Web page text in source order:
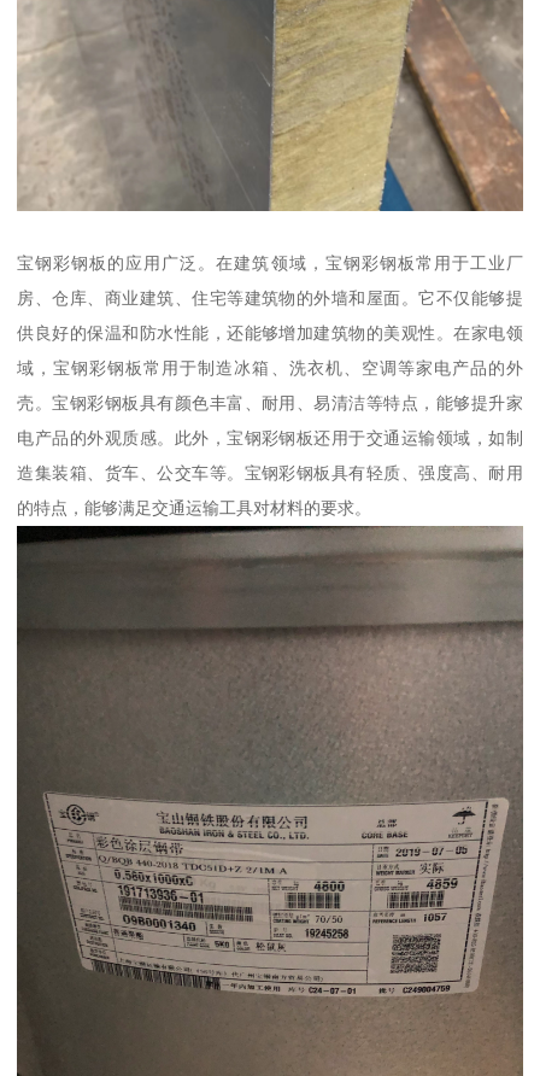
宝钢彩钢板的应用广泛。在建筑领域，宝钢彩钢板常用于工业厂
房、仓库、商业建筑、住宅等建筑物的外墙和屋面。它不仅能够提
供良好的保温和防水性能，还能够增加建筑物的美观性。在家电领
域，宝钢彩钢板常用于制造冰箱、洗衣机、空调等家电产品的外
壳。宝钢彩钢板具有颜色丰富、耐用、易清洁等特点，能够提升家
电产品的外观质感。此外，宝钢彩钢板还用于交通运输领域，如制
造集装箱、货车、公交车等。宝钢彩钢板具有轻质、强度高、耐用
的特点，能够满足交通运输工具对材料的要求。